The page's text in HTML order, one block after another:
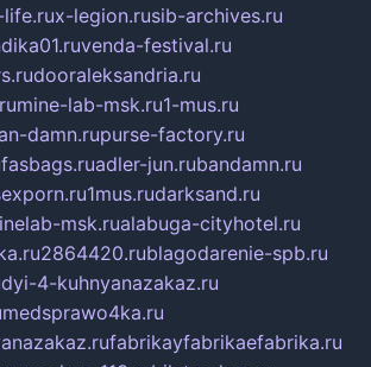
x-legion.rusib-archives.ru
venda-festival.ru
dooraleksandria.ru
mine-lab-msk.ru1-mus.ru
damn.rupurse-factory.ru
fasbags.ruadler-jun.rubandamn.ru
1mus.rudarksand.ru
msk.rualabuga-cityhotel.ru
2864420.rublagodarenie-spb.ru
4-kuhnyanazakaz.ru
medsprawo4ka.ru
fabrikayfabrikaefabrika.ru